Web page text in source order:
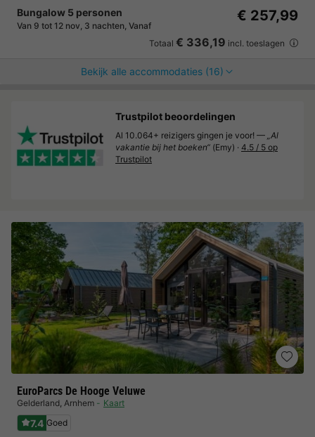
Bungalow 5 personen
Van 9 tot 12 nov, 3 nachten, Vanaf
€ 257,99
Totaal € 336,19 incl. toeslagen
Bekijk alle accommodaties (16)
EuroParcs De Hooge Veluwe
Gelderland, Arnhem Kaart
7.4 Goed
Trustpilot beoordelingen
Al 10.064+ reizigers gingen je voor! — „Al
vakantie bij het boeken“ (Emy) · 4.5 / 5 op
Trustpilot